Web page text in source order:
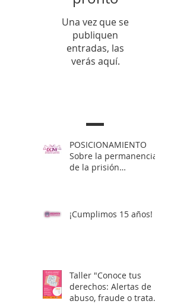
Una vez que se
publiquen
entradas, las
verás aquí.
POSICIONAMIENTO
Sobre la permanencia
de la prisión
¡Cumplimos 15 años!
Taller "Conoce tus
derechos: Alertas de
abuso, fraude o trata